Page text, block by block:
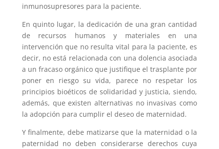
inmunosupresores para la paciente.
En quinto lugar, la dedicación de una gran cantidad
de recursos humanos y materiales en una
intervención que no resulta vital para la paciente, es
decir, no está relacionada con una dolencia asociada
a un fracaso orgánico que justifique el trasplante por
poner en riesgo su vida, parece no respetar los
principios bioéticos de solidaridad y justicia, siendo,
además, que existen alternativas no invasivas como
la adopción para cumplir el deseo de maternidad.
Y finalmente, debe matizarse que la maternidad o la
paternidad no deben considerarse derechos cuya